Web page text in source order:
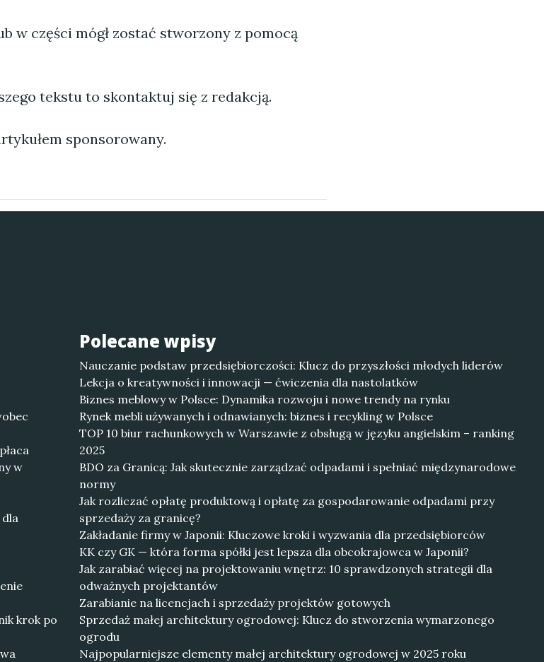
w części mógł zostać stworzony z pomocą
tekstu to skontaktuj się z redakcją.
sponsorowany.
w
krok po
Polecane wpisy
Nauczanie podstaw przedsiębiorczości: Klucz do przyszłości młodych liderów
Lekcja o kreatywności i innowacji — ćwiczenia dla nastolatków
Biznes meblowy w Polsce: Dynamika rozwoju i nowe trendy na rynku
Rynek mebli używanych i odnawianych: biznes i recykling w Polsce
TOP 10 biur rachunkowych w Warszawie z obsługą w języku angielskim – ranking
2025
BDO za Granicą: Jak skutecznie zarządzać odpadami i spełniać międzynarodowe
normy
Jak rozliczać opłatę produktową i opłatę za gospodarowanie odpadami przy
sprzedaży za granicę?
Zakładanie firmy w Japonii: Kluczowe kroki i wyzwania dla przedsiębiorców
KK czy GK — która forma spółki jest lepsza dla obcokrajowca w Japonii?
Jak zarabiać więcej na projektowaniu wnętrz: 10 sprawdzonych strategii dla
odważnych projektantów
Zarabianie na licencjach i sprzedaży projektów gotowych
Sprzedaż małej architektury ogrodowej: Klucz do stworzenia wymarzonego
ogrodu
Najpopularniejsze elementy małej architektury ogrodowej w 2025 roku